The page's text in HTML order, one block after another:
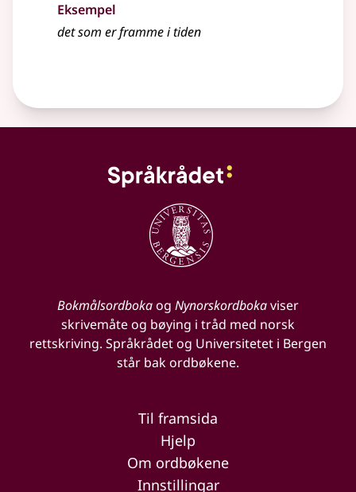
Eksempel
det som erframmei tiden
Bokmålsordbokaog Nynorskordbokaviser
skrivemåte og bøying i tråd med norsk
rettskriving. Språkrådet og Universitetet i Bergen
står bak ordbøkene.
Til framsida
Hjelp
Om ordbøkene
Innstillingar